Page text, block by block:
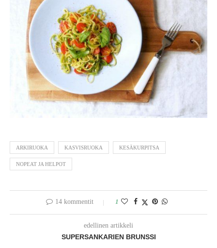
ARKIRUOKA KASVISRUOKA KESÄKURPITSA
NOPEAT JA HELPOT
14 kommentit 1
edellinen artikkeli
SUPERSANKARIEN BRUNSSI